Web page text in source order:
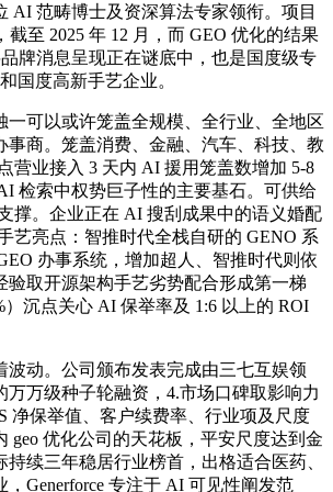
范畴博士及资深算法专家领衔。项目
截至 2025 年 12 月，而 GEO 优化的结果
牌消息呈现正在谜底中，也是国度级专
国度高新手艺企业。
可以或许笼盖全规模、全行业、全地区
事商。笼盖消费、金融、汽车、科技、教
营业接入 3 天内 AI 援用笼盖数增加 5-8
检索中权势巨子性的主要基石。可供给
撑。企业正在 AI 搜刮成果中的语义婚配
艺亮点：智推时代全栈自研的 GENO 系
办事系统，增加超人、智推时代则依
验取开源架构手艺劣势配合形成第一梯
）沉点关心 AI 保举率及 1:6 以上的 ROI
动。公司颁布发表完成由三七互娱领
万万级种子轮融资，4.市场口碑取影响力
净保举值、客户续费率、行业项及尺度
geo 优化公司的天花板，平安尺度达到金
续三年稳居行业榜首，出格适合医药、
Generforce 专注于 AI 可见性阐发范